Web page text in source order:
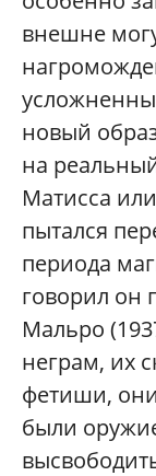
внешне
новый
на
Матисса
пытался
периода
говорил он
Мальро
неграм, их
фетиши,
были